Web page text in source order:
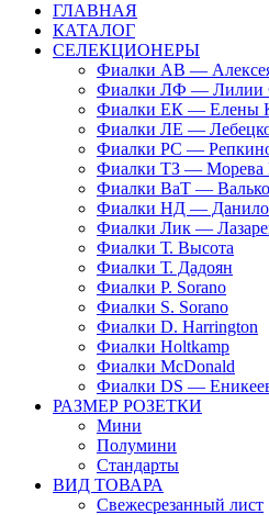
ГЛАВНАЯ
КАТАЛОГ
СЕЛЕКЦИОНЕРЫ
Фиалки АВ —
Фиалки ЛФ — Лилии
Фиалки ЕК — Елены
Фиалки ЛЕ —
Фиалки РС —
Фиалки ТЗ — Морева
Фиалки ВаТ —
Фиалки НД —
Фиалки Лик —
Фиалки Т. Высота
Фиалки Т. Дадоян
Фиалки P. Sorano
Фиалки S. Sorano
Фиалки D. Harrington
Фиалки Holtkamp
Фиалки McDonald
Фиалки DS —
РАЗМЕР РОЗЕТКИ
Мини
Полумини
Стандарты
ВИД ТОВАРА
Свежесрезанный лист